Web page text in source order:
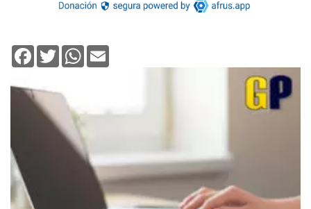
Facebook
TwitterWhatsApp